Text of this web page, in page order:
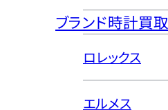
ブランド時計買取
ロレックス
エルメス